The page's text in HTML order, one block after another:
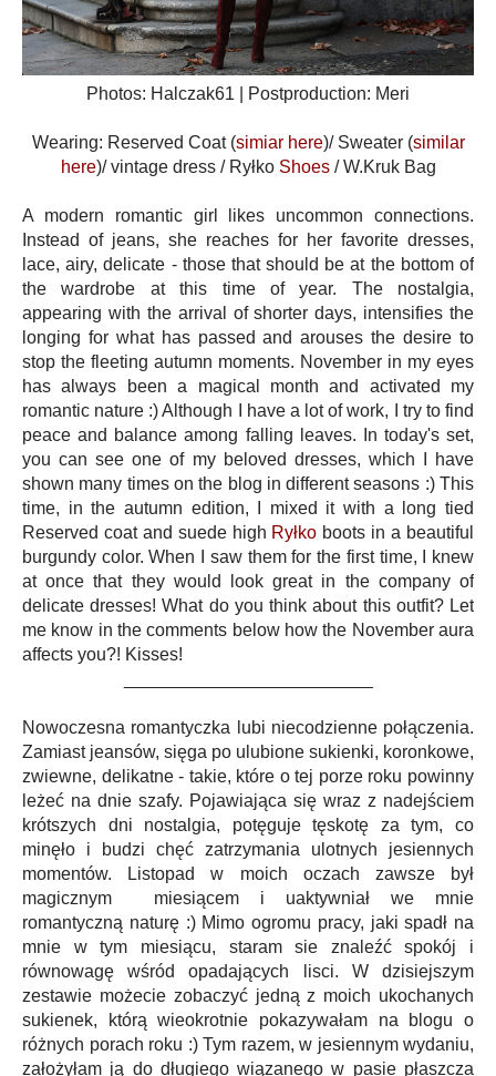
Photos: Halczak61 | Postproduction: Meri
Wearing: Reserved Coat (simiar here)/ Sweater (similar
here)/ vintage dress / Ryłko Shoes/ W.Kruk Bag
A modern romantic girl likes uncommon connections.
Instead of jeans, she reaches for her favorite dresses,
lace, airy, delicate - those that should be at the bottom of
the wardrobe at this time of year. The nostalgia,
appearing with the arrival of shorter days, intensifies the
longing for what has passed and arouses the desire to
stop the fleeting autumn moments. November in my eyes
has always been a magical month and activated my
romantic nature :) Although I have a lot of work, I try to find
peace and balance among falling leaves. In today's set,
you can see one of my beloved dresses, which I have
shown many times on the blog in different seasons :) This
time, in the autumn edition, I mixed it with a long tied
Reserved coat and suede high Ryłko boots in a beautiful
burgundy color. When I saw them for the first time, I knew
at once that they would look great in the company of
delicate dresses! What do you think about this outfit? Let
me know in the comments below how the November aura
affects you?! Kisses!
Nowoczesna romantyczka lubi niecodzienne połączenia.
Zamiast jeansów, sięga po ulubione sukienki, koronkowe,
zwiewne, delikatne - takie, które o tej porze roku powinny
leżeć na dnie szafy. Pojawiająca się wraz z nadejściem
krótszych dni nostalgia, potęguje tęskotę za tym, co
minęło i budzi chęć zatrzymania ulotnych jesiennych
momentów. Listopad w moich oczach zawsze był
magicznym miesiącem i uaktywniał we mnie
romantyczną naturę :) Mimo ogromu pracy, jaki spadł na
mnie w tym miesiącu, staram sie znaleźć spokój i
równowagę wśród opadających lisci. W dzisiejszym
zestawie możecie zobaczyć jedną z moich ukochanych
sukienek, którą wieokrotnie pokazywałam na blogu o
różnych porach roku :) Tym razem, w jesiennym wydaniu,
założyłam ją do długiego wiązanego w pasie płaszcza